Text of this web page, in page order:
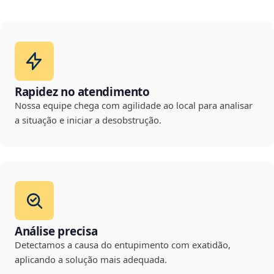
Rapidez no atendimento
Nossa equipe chega com agilidade ao local para analisar
a situação e iniciar a desobstrução.
Análise precisa
Detectamos a causa do entupimento com exatidão,
aplicando a solução mais adequada.